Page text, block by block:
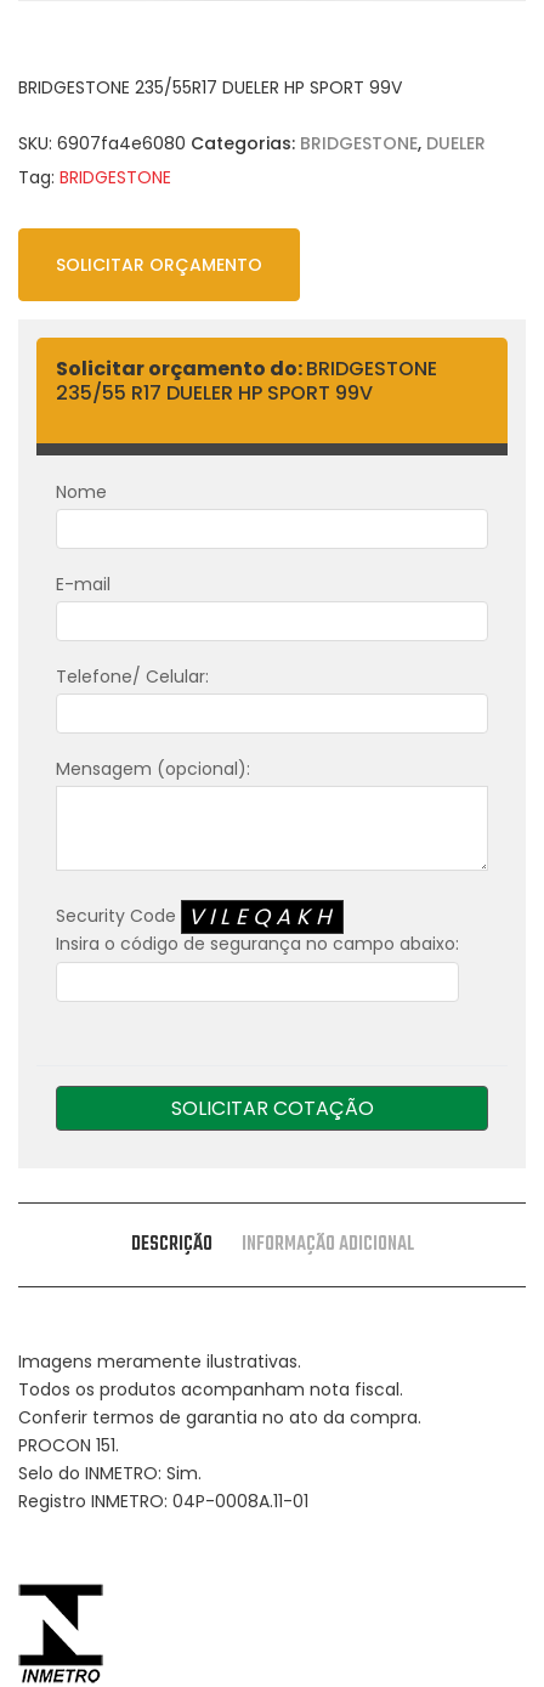
BRIDGESTONE 235/55R17 DUELER HP SPORT 99V
SKU: 6907fa4e6080 Categorias: BRIDGESTONE, DUELER
Tag: BRIDGESTONE
SOLICITAR ORÇAMENTO
Solicitar orçamento do:BRIDGESTONE
235/55 R17 DUELER HP SPORT 99V
Nome
E-mail
Telefone/ Celular:
Mensagem (opcional):
Security Code VILEQAKH
Insira o código de segurança no campo abaixo:
SOLICITAR COTAÇÃO
DESCRIÇÃO INFORMAÇÃO ADICIONAL
Imagens meramente ilustrativas.
Todos os produtos acompanham nota fiscal.
Conferir termos de garantia no ato da compra.
PROCON 151.
Selo do INMETRO: Sim.
Registro INMETRO: 04P-0008A.11-01